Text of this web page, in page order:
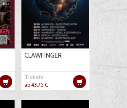
CLAWFINGER
Tickets
ab 43,75 €